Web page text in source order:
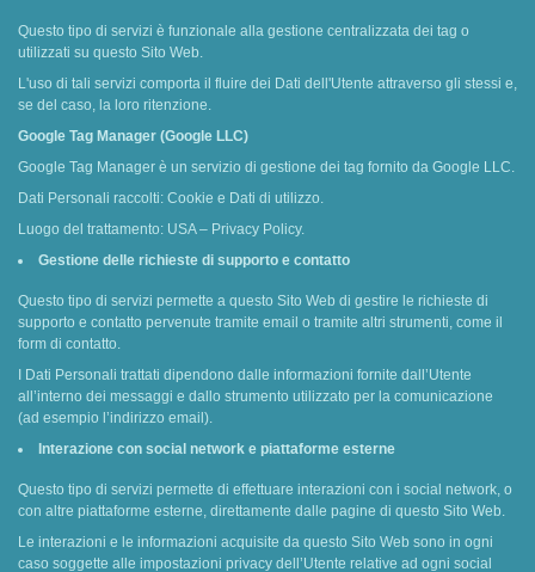
Questo tipo di servizi è funzionale alla gestione centralizzata dei tag o
utilizzati su questo Sito Web.
L'uso di tali servizi comporta il fluire dei Dati dell'Utente attraverso gli stessi e,
se del caso, la loro ritenzione.
Google Tag Manager (Google LLC)
Google Tag Manager è un servizio di gestione dei tag fornito da Google LLC.
Dati Personali raccolti: Cookie e Dati di utilizzo.
Luogo del trattamento: USA – Privacy Policy.
Gestione delle richieste di supporto e contatto
Questo tipo di servizi permette a questo Sito Web di gestire le richieste di
supporto e contatto pervenute tramite email o tramite altri strumenti, come il
form di contatto.
I Dati Personali trattati dipendono dalle informazioni fornite dall’Utente
all’interno dei messaggi e dallo strumento utilizzato per la comunicazione
(ad esempio l’indirizzo email).
Interazione con social network e piattaforme esterne
Questo tipo di servizi permette di effettuare interazioni con i social network, o
con altre piattaforme esterne, direttamente dalle pagine di questo Sito Web.
Le interazioni e le informazioni acquisite da questo Sito Web sono in ogni
caso soggette alle impostazioni privacy dell’Utente relative ad ogni social